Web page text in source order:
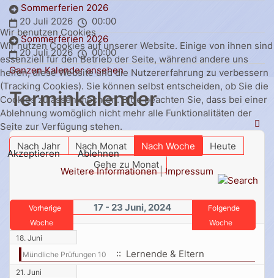
Sommerferien 2026
20 Juli 2026
00:00
Sommerferien 2026
20 Juli 2026
00:00
Ganzen Kalender ansehen
Terminkalender
Nach Jahr Nach Monat Nach Woche
Heute
Gehe zu Monat
Vorherige
Woche
17 - 23 Juni, 2024
Folgende
Woche
18. Juni
Mündliche Prüfungen 10
:: Lernende & Eltern
21. Juni
Wir benutzen Cookies
Wir nutzen Cookies auf unserer Website. Einige von ihnen sind
essenziell für den Betrieb der Seite, während andere uns
helfen, diese Website und die Nutzererfahrung zu verbessern
(Tracking Cookies). Sie können selbst entscheiden, ob Sie die
Cookies zulassen möchten. Bitte beachten Sie, dass bei einer
Ablehnung womöglich nicht mehr alle Funktionalitäten der
Seite zur Verfügung stehen.
Akzeptieren
Ablehnen
Weitere Informationen|Impressum